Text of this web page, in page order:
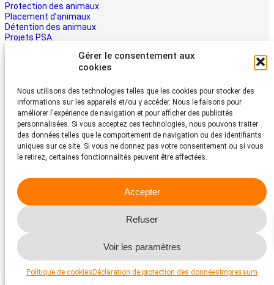
Gérer le consentement aux
cookies
Nous utilisons des technologies telles que les cookies pour stocker des
informations sur les appareils et/ou y accéder. Nous le faisons pour
améliorer l'expérience de navigation et pour afficher des publicités
personnalisées. Si vous acceptez ces technologies, nous pouvons traiter
des données telles que le comportement de navigation ou des identifiants
uniques sur ce site. Si vous ne donnez pas votre consentement ou si vous
le retirez, certaines fonctionnalités peuvent être affectées.
Accepter
Refuser
Voir les paramètres
Politique de cookies Déclaration de protection des données Impressum
Protection des animaux
Placement d’animaux
Détention des animaux
Projets PSA
Les animaux ont besoin d’aide – la vôtre aussi. Soutenez le travail
du Protection Suisse des Animaux PSA
Faire un don
Protection Suisse des Animaux PSA
CH-4053 Bâle
psa@protection-animaux.com
Instagram
© 2026 Protection Suisse des Animaux PSA
ImpressumProtection des données Politique de cookies